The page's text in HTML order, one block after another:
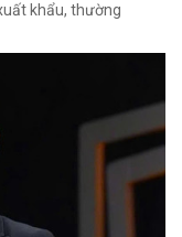
khẩu, thường